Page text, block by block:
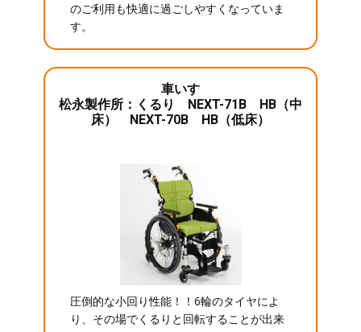
のご利用も快適に過ごしやすくなっていま
す。
車いす
松永製作所：くるり NEXT-71B HB（中
床） NEXT-70B HB（低床）
圧倒的な小回り性能！！6輪のタイヤによ
り、その場でくるりと回転することが出来